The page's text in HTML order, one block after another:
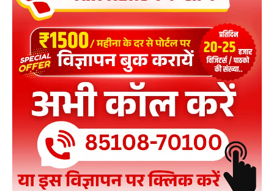
DOWNLOAD NOW
AIN NEWS 1
Contact Us
About Us
Privacy Policy
Yogi Adityanath : "आओ बच्चू, मैं तुम्हें दंगा कराना सिखा
देता हूं..."
01:18